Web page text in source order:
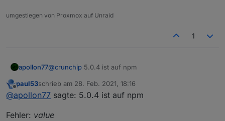
umgestiegen von Proxmox auf Unraid
1
apollon77@crunchip 5.0.4 ist auf npm
Offline
paul53schrieb am 28. Feb. 2021, 18:16
zuletzt editiert von
@apollon77 sagte: 5.0.4 ist auf npm
Fehler: value